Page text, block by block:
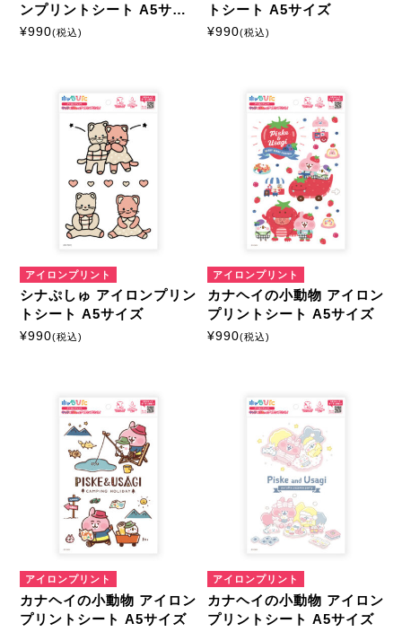
ンプリントシート A5サイ
ズ
¥990(税込)
トシート A5サイズ
¥990(税込)
アイロンプリント
シナぷしゅ アイロンプリン
トシート A5サイズ
¥990(税込)
アイロンプリント
カナヘイの小動物 アイロン
プリントシート A5サイズ
¥990(税込)
アイロンプリント
カナヘイの小動物 アイロン
プリントシート A5サイズ
アイロンプリント
カナヘイの小動物 アイロン
プリントシート A5サイズ